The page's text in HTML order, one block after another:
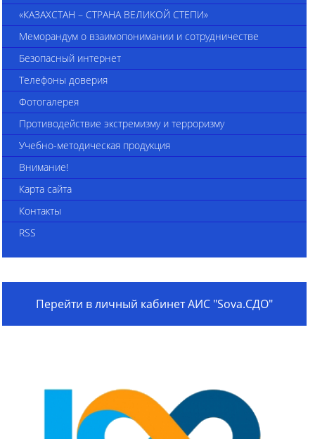
«КАЗАХСТАН – СТРАНА ВЕЛИКОЙ СТЕПИ»
Меморандум о взаимопонимании и сотрудничестве
Безопасный интернет
Телефоны доверия
Фотогалерея
Противодействие экстремизму и терроризму
Учебно-методическая продукция
Внимание!
Карта сайта
Контакты
RSS
Перейти в личный кабинет АИС "Sova.СДО"